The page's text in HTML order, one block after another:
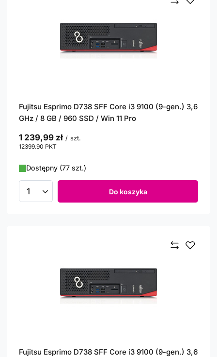
Fujitsu Esprimo D738 SFF Core i3 9100 (9-gen.) 3,6
GHz / 8 GB / 960 SSD / Win 11 Pro
1 239,99 zł / szt.
12399.90 PKT
Dostępny (77 szt.)
Ilość produktów Do koszyka
Fujitsu Esprimo D738 SFF Core i3 9100 (9-gen.) 3,6